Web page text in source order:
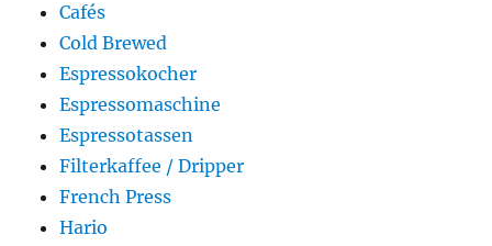
Cafés
Cold Brewed
Espressokocher
Espressomaschine
Espressotassen
Filterkaffee / Dripper
French Press
Hario